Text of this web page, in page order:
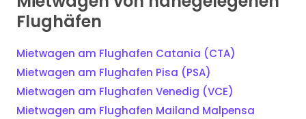
Flughäfen
Mietwagen am Flughafen Catania (CTA)
Mietwagen am Flughafen Pisa (PSA)
Mietwagen am Flughafen Venedig (VCE)
Mietwagen am Flughafen Mailand Malpensa